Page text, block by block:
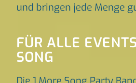
und bringen jede Menge
FÜR ALLE
SONG